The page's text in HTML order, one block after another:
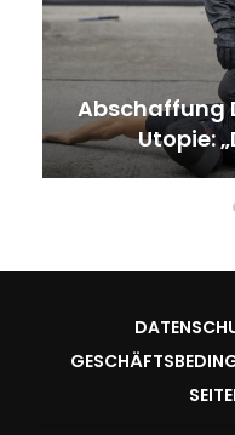
Abschaffung
Utopie: